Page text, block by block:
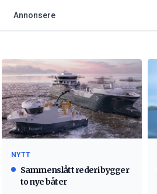
Annonsere
NYTT
Sammenslått rederi bygger
to nye båter